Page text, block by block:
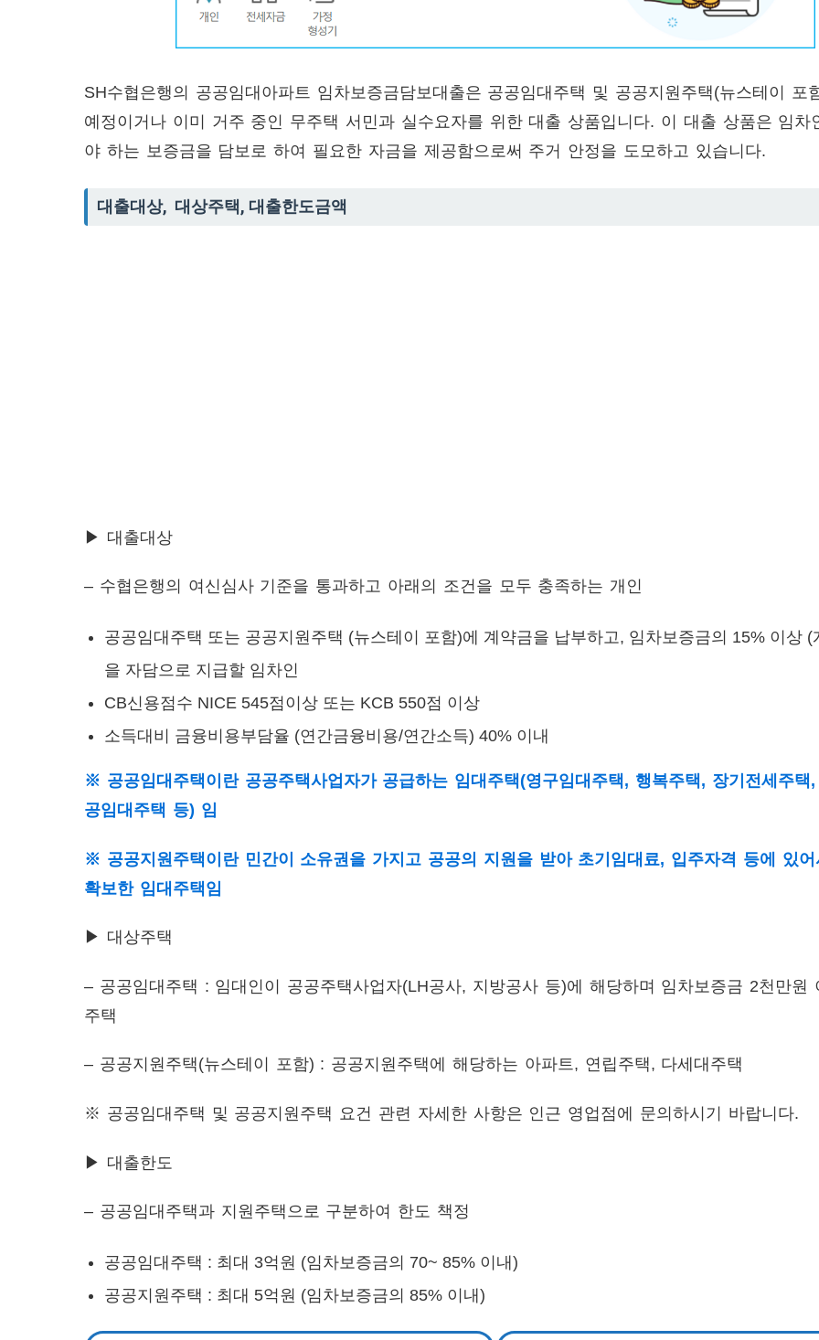
SH수협은행의 공공임대아파트 임차보증금담보대출은 공공임대주택 및 공공지원주택(뉴스테이 포
예정이거나 이미 거주 중인 무주택 서민과 실수요자를 위한 대출 상품입니다. 이 대출 상품은 임차
야 하는 보증금을 담보로 하여 필요한 자금을 제공함으로써 주거 안정을 도모하고 있습니다.
대출대상, 대상주택, 대출한도금액
▶ 대출대상
– 수협은행의 여신심사 기준을 통과하고 아래의 조건을 모두 충족하는 개인
공공임대주택 또는 공공지원주택 (뉴스테이 포함)에 계약금을 납부하고, 임차보증금의 15% 이상 (
을 자담으로 지급할 임차인
CB신용점수 NICE 545점이상 또는 KCB 550점 이상
소득대비 금융비용부담율 (연간금융비용/연간소득) 40% 이내
※ 공공임대주택이란 공공주택사업자가 공급하는 임대주택(영구임대주택, 행복주택, 장기전세주택
공임대주택 등) 임
※ 공공지원주택이란 민간이 소유권을 가지고 공공의 지원을 받아 초기임대료, 입주자격 등에 있
확보한 임대주택임
▶ 대상주택
– 공공임대주택 : 임대인이 공공주택사업자(LH공사, 지방공사 등)에 해당하며 임차보증금 2천만원
주택
– 공공지원주택(뉴스테이 포함) : 공공지원주택에 해당하는 아파트, 연립주택, 다세대주택
※ 공공임대주택 및 공공지원주택 요건 관련 자세한 사항은 인근 영업점에 문의하시기 바랍니다.
▶ 대출한도
– 공공임대주택과 지원주택으로 구분하여 한도 책정
공공임대주택 : 최대 3억원 (임차보증금의 70~ 85% 이내)
공공지원주택 : 최대 5억원 (임차보증금의 85% 이내)